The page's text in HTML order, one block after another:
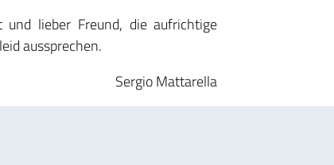
lieber Freund, die aufrichtige
aussprechen.
Sergio Mattarella